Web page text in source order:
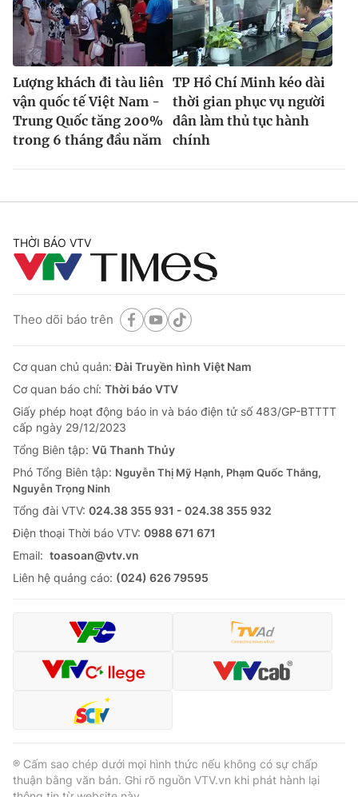
Lượng khách đi tàu liên
vận quốc tế Việt Nam -
Trung Quốc tăng 200%
trong 6 tháng đầu năm
TP Hồ Chí Minh kéo dài
thời gian phục vụ người
dân làm thủ tục hành
chính
THỜI BÁO VTV
Theo dõi báo trên
Cơ quan chủ quản:Đài Truyền hình Việt Nam
Cơ quan báo chí: Thời báo VTV
Giấy phép hoạt động báo in và báo điện tử số 483/GP-BTTTT
cấp ngày 29/12/2023
Tổng Biên tập: Vũ Thanh Thủy
Phó Tổng Biên tập: Nguyễn Thị Mỹ Hạnh, Phạm Quốc Thắng,
Nguyễn Trọng Ninh
Tổng đài VTV: 024.38 355 931 - 024.38 355 932
Ðiện thoại Thời báo VTV: 0988 671 671
Email: toasoan@vtv.vn
Liên hệ quảng cáo: (024) 626 79595
® Cấm sao chép dưới mọi hình thức nếu không có sự chấp
thuận bằng văn bản. Ghi rõ nguồn VTV.vn khi phát hành lại